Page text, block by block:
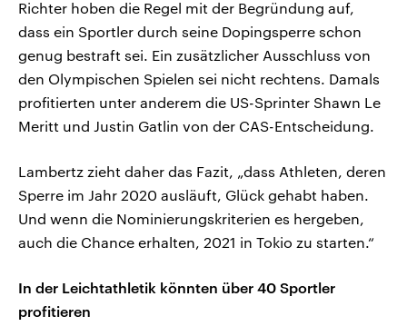
Richter hoben die Regel mit der Begründung auf,
dass ein Sportler durch seine Dopingsperre schon
genug bestraft sei. Ein zusätzlicher Ausschluss von
den Olympischen Spielen sei nicht rechtens. Damals
profitierten unter anderem die US-Sprinter Shawn Le
Meritt und Justin Gatlin von der CAS-Entscheidung.
Lambertz zieht daher das Fazit, „dass Athleten, deren
Sperre im Jahr 2020 ausläuft, Glück gehabt haben.
Und wenn die Nominierungskriterien es hergeben,
auch die Chance erhalten, 2021 in Tokio zu starten.“
In der Leichtathletik könnten über 40 Sportler
profitieren